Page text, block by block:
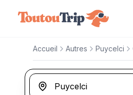
Accueil Autres Puycelci